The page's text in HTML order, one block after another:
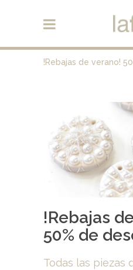
!Rebajas de verano!
!Rebajas
50% de
Todas las piezas